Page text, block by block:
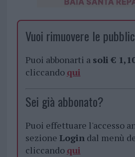
Vuoi rimuovere le
Puoi abbonarti a soli €
cliccando qui
Sei già abbonato?
Puoi effettuare l'accesso
sezione Logindal menù
cliccando qui